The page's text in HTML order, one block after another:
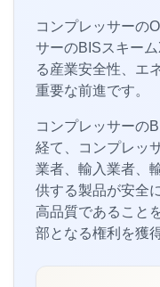
コンプレッサーの
サーのBISスキー
る産業安全性、エ
重要な前進です。
コンプレッサーの
経て、コンプレッ
業者、輸入業者、
供する製品が安全
高品質であること
部となる権利を獲
Eliyawati様
PT Quty Karunia